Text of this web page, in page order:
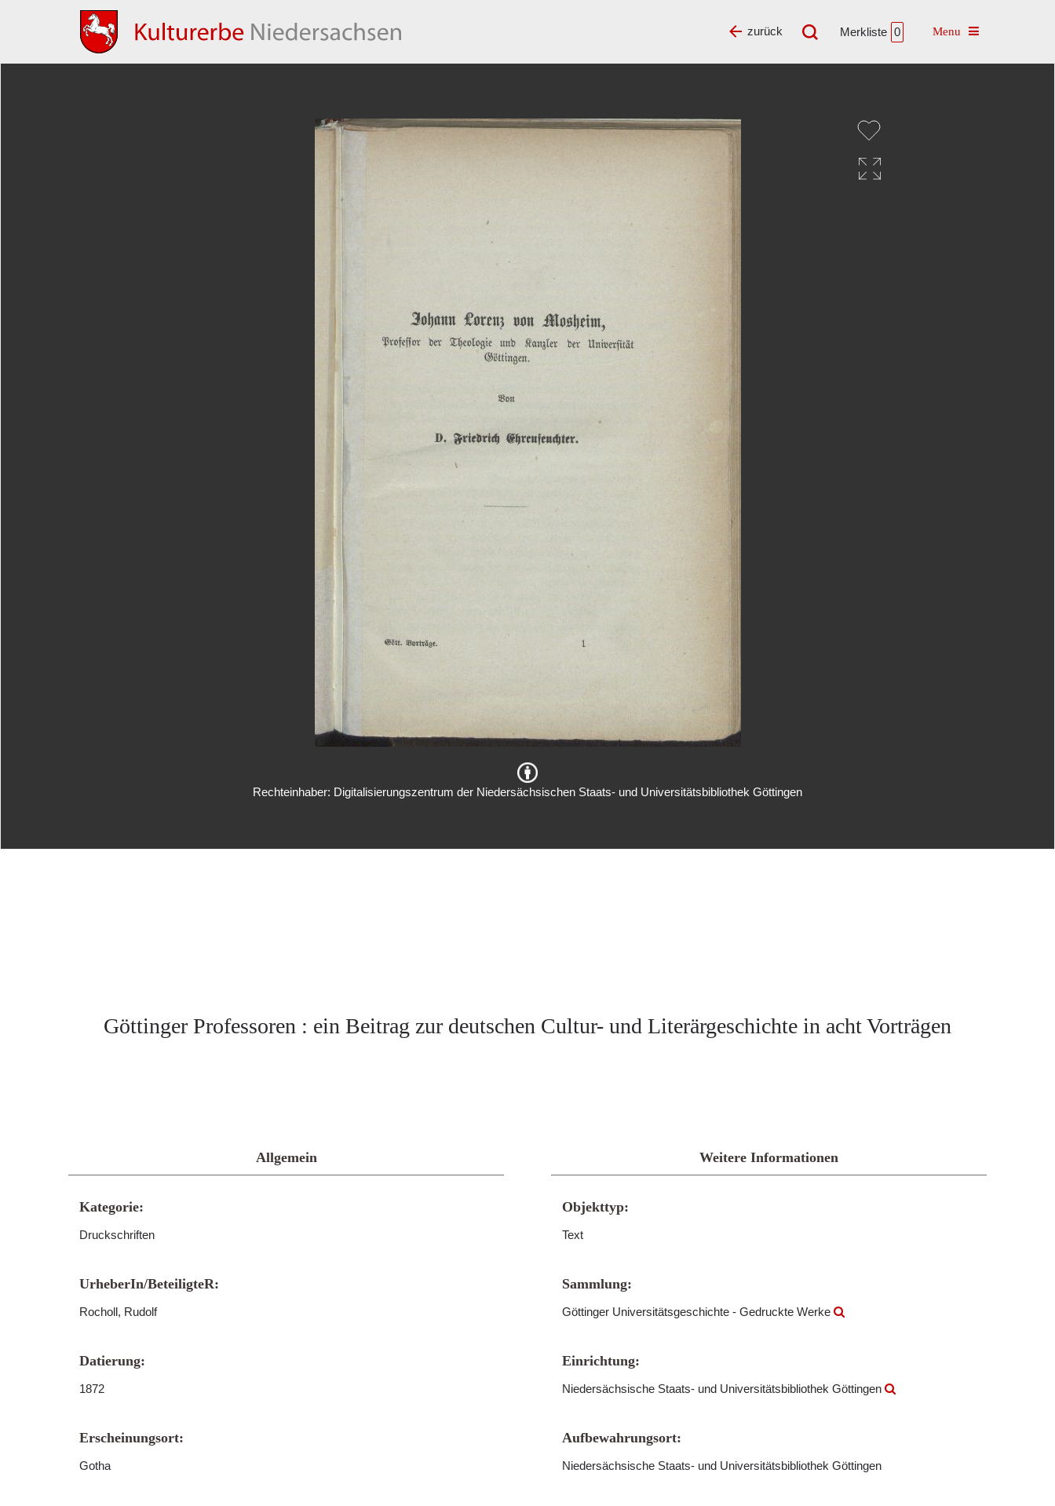
Merkliste 0 Toggle navigation
zurück
Rechteinhaber: Digitalisierungszentrum der Niedersächsischen Staats- und Universitätsbibliothek Göttingen
Göttinger Professoren : ein Beitrag zur deutschen Cultur- und Literärgeschichte in acht Vorträgen
Allgemein
Kategorie:
Druckschriften
UrheberIn/BeteiligteR:
Rocholl, Rudolf
Datierung:
1872
Erscheinungsort:
Gotha
Weitere Informationen
Objekttyp:
Text
Sammlung:
Göttinger Universitätsgeschichte - Gedruckte Werke
Einrichtung:
Niedersächsische Staats- und Universitätsbibliothek Göttingen
Aufbewahrungsort:
Niedersächsische Staats- und Universitätsbibliothek Göttingen